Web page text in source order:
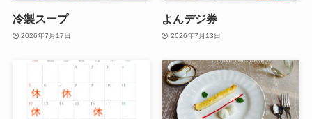
冷製スープ
2026年7月17日
よんデジ券
2026年7月13日